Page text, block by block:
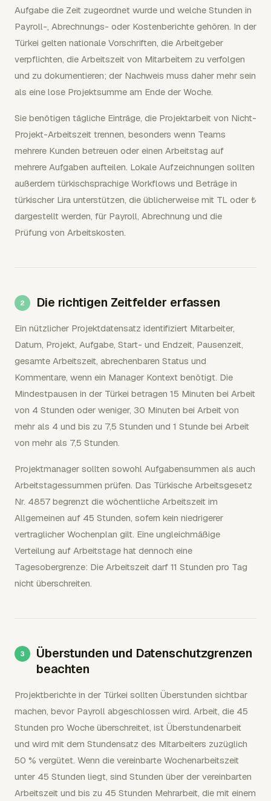
Aufgabe die Zeit zugeordnet wurde und welche Stunden in
Payroll-, Abrechnungs- oder Kostenberichte gehören. In der
Türkei gelten nationale Vorschriften, die Arbeitgeber
verpflichten, die Arbeitszeit von Mitarbeitern zu verfolgen
und zu dokumentieren; der Nachweis muss daher mehr sein
als eine lose Projektsumme am Ende der Woche.
Sie benötigen tägliche Einträge, die Projektarbeit von Nicht-
Projekt-Arbeitszeit trennen, besonders wenn Teams
mehrere Kunden betreuen oder einen Arbeitstag auf
mehrere Aufgaben aufteilen. Lokale Aufzeichnungen sollten
außerdem türkischsprachige Workflows und Beträge in
türkischer Lira unterstützen, die üblicherweise mit TL oder ₺
dargestellt werden, für Payroll, Abrechnung und die
Prüfung von Arbeitskosten.
Die richtigen Zeitfelder erfassen
Ein nützlicher Projektdatensatz identifiziert Mitarbeiter,
Datum, Projekt, Aufgabe, Start- und Endzeit, Pausenzeit,
gesamte Arbeitszeit, abrechenbaren Status und
Kommentare, wenn ein Manager Kontext benötigt. Die
Mindestpausen in der Türkei betragen 15 Minuten bei Arbeit
von 4 Stunden oder weniger, 30 Minuten bei Arbeit von
mehr als 4 und bis zu 7,5 Stunden und 1 Stunde bei Arbeit
von mehr als 7,5 Stunden.
Projektmanager sollten sowohl Aufgabensummen als auch
Arbeitstagessummen prüfen. Das Türkische Arbeitsgesetz
Nr. 4857 begrenzt die wöchentliche Arbeitszeit im
Allgemeinen auf 45 Stunden, sofern kein niedrigerer
vertraglicher Wochenplan gilt. Eine ungleichmäßige
Verteilung auf Arbeitstage hat dennoch eine
Tagesobergrenze: Die Arbeitszeit darf 11 Stunden pro Tag
nicht überschreiten.
Überstunden und Datenschutzgrenzen
beachten
Projektberichte in der Türkei sollten Überstunden sichtbar
machen, bevor Payroll abgeschlossen wird. Arbeit, die 45
Stunden pro Woche überschreitet, ist Überstundenarbeit
und wird mit dem Stundensatz des Mitarbeiters zuzüglich
50 % vergütet. Wenn die vereinbarte Wochenarbeitszeit
unter 45 Stunden liegt, sind Stunden über der vereinbarten
Arbeitszeit und bis zu 45 Stunden Mehrarbeit, die mit einem